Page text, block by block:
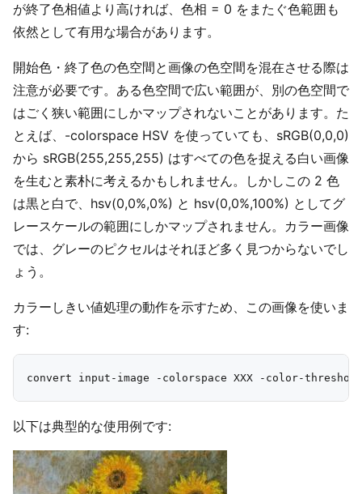
が終了色相値より高ければ、色相 = 0 をまたぐ色範囲も
依然として有用な場合があります。
開始色・終了色の色空間と画像の色空間を混在させる際は
注意が必要です。ある色空間で広い範囲が、別の色空間で
はごく狭い範囲にしかマップされないことがあります。た
とえば、-colorspace HSV を使っていても、sRGB(0,0,0)
から sRGB(255,255,255) はすべての色を捉える白い画像
を生むと素朴に考えるかもしれません。しかしこの 2 色
は黒と白で、hsv(0,0%,0%) と hsv(0,0%,100%) としてグ
レースケールの範囲にしかマップされません。カラー画像
では、グレーのピクセルはそれほど多く見つからないでし
ょう。
カラーしきい値処理の動作を示すため、この画像を使いま
す:
以下は典型的な使用例です: